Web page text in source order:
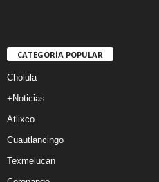
CATEGORÍA POPULAR
Cholula
+Noticias
Atlixco
Cuautlancingo
Texmelucan